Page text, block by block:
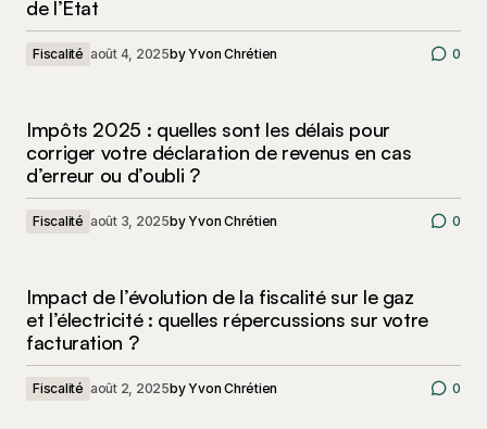
de l’État
Fiscalité août 4, 2025byYvon Chrétien 0
Impôts 2025 : quelles sont les délais pour
corriger votre déclaration de revenus en cas
d’erreur ou d’oubli ?
Fiscalité août 3, 2025byYvon Chrétien 0
Impact de l’évolution de la fiscalité sur le gaz
et l’électricité : quelles répercussions sur votre
facturation ?
Fiscalité août 2, 2025byYvon Chrétien 0